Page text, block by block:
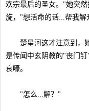
欢宗最后的圣女。"她突
旋，"想活命的话...帮我解
楚星河这才注意到，
是传闻中玄阴教的"丧门
哀嚎。
"怎么...解？"